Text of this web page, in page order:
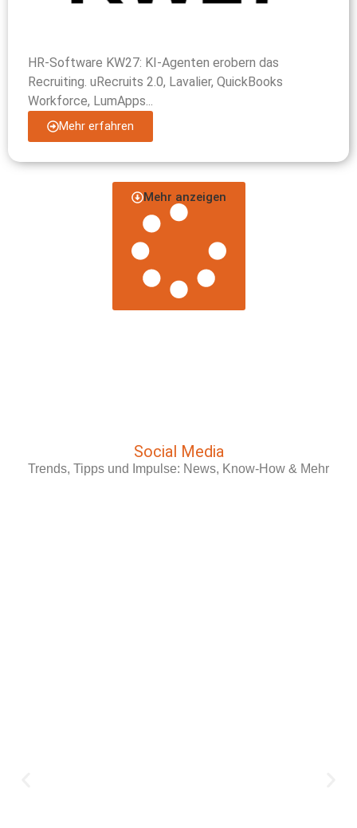
HR-Software KW27: KI-Agenten erobern das
Recruiting. uRecruits 2.0, Lavalier, QuickBooks
Workforce, LumApps...
Mehr erfahren
Mehr anzeigen
Social Media
Trends, Tipps und Impulse: News, Know-How & Mehr